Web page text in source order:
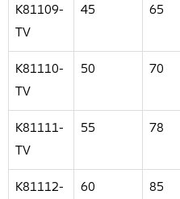
K81109-
TV
45 65
K81110-
TV
50 70
K81111-
TV
55 78
K81112-
60 85